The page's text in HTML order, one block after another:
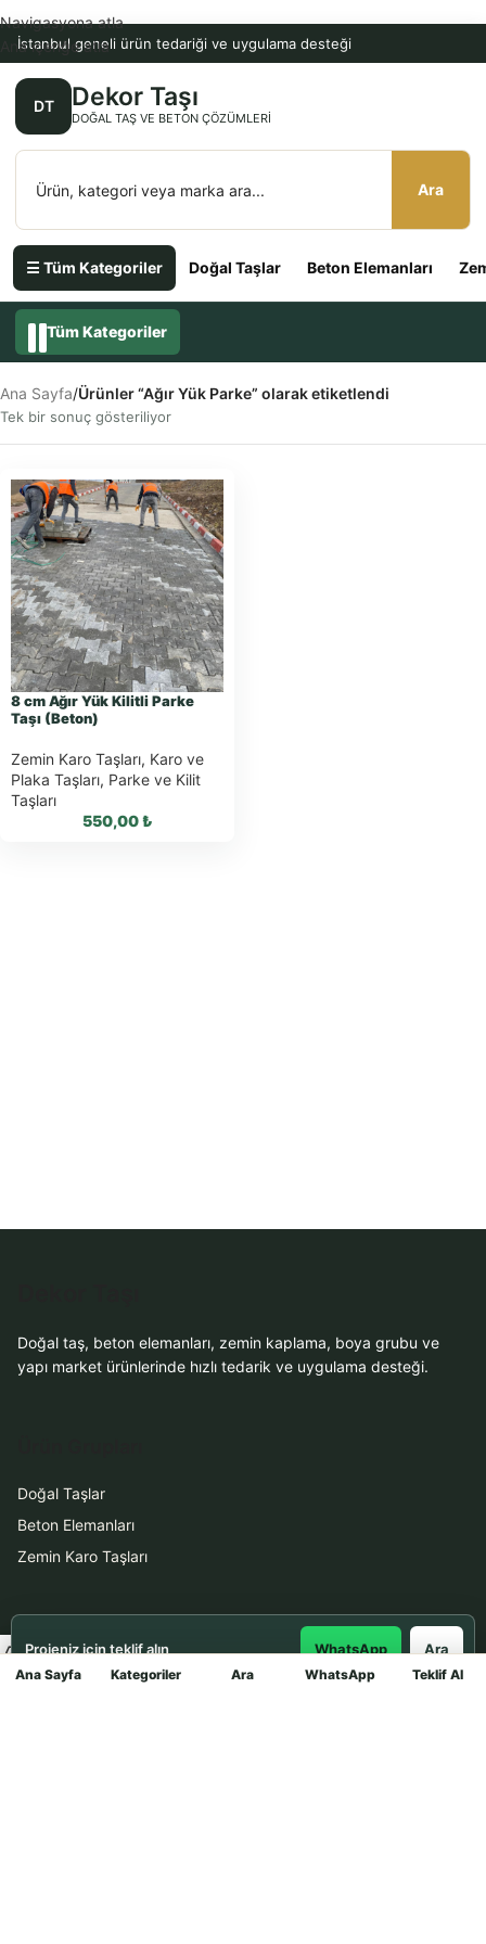
İstanbul geneli ürün tedariği ve uygulama desteği
DT Dekor Taşı
DOĞAL TAŞ VE BETON ÇÖZÜMLERI
Ara
☰ Tüm Kategoriler Doğal Taşlar Beton Elemanları
Navigasyona atla
Ana içeriğe atla
Tüm Kategoriler
Ana Sayfa/Ürünler “Ağır Yük Parke” olarak etiketlendi
Tek bir sonuç gösteriliyor
8 cm Ağır Yük Kilitli Parke
Taşı (Beton)
Zemin Karo Taşları, Karo ve
Plaka Taşları, Parke ve Kilit
Taşları
550,00₺
Ana Sayfa Kategoriler Ara WhatsApp Teklif Al
Doğal taş, beton elemanları, zemin kaplama, boya grubu ve
yapı market ürünlerinde hızlı tedarik ve uygulama desteği.
Doğal Taşlar
Beton Elemanları
Zemin Karo Taşları
Hizmetler
Uygulama
Projeniz için teklif alın WhatsApp Ara